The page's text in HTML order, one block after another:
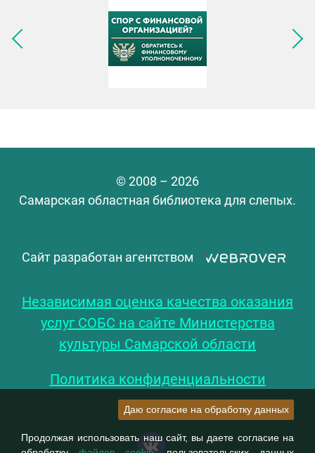
Следующее изображение
© 2008 – 2026
Самарская областная библиотека для слепых.
Сайт разработан агентством
Независимая оценка качества оказания
услуг СОБС на сайте Министерства
культуры Самарской области
Политика конфиденциальности
Даю согласие на обработку данных
Продолжая использовать наш сайт, вы даете согласие на